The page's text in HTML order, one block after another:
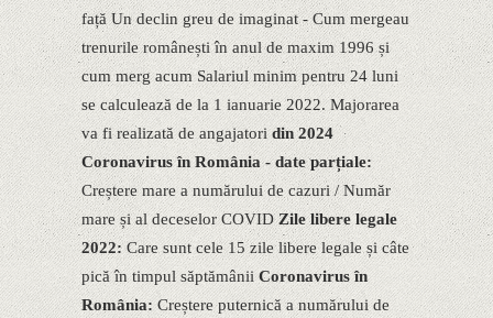
față Un declin greu de imaginat - Cum mergeau
trenurile românești în anul de maxim 1996 și
cum merg acum Salariul minim pentru 24 luni
se calculează de la 1 ianuarie 2022. Majorarea
va fi realizată de angajatoridin 2024
Coronavirus în România - date parțiale:
Creștere mare a numărului de cazuri / Număr
mare și al deceselor COVIDZile libere legale
2022:Care sunt cele 15 zile libere legale și câte
pică în timpul săptămâniiCoronavirus în
România:Creștere puternică a numărului de